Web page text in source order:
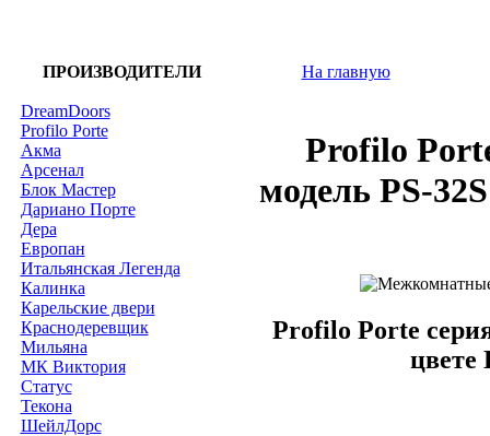
ПРОИЗВОДИТЕЛИ
DreamDoors
Profilo Porte
Акма
Арсенал
Блок Мастер
Дариано Порте
Дера
Европан
Итальянская Легенда
Калинка
Карельские двери
Краснодеревщик
Мильяна
МК Виктория
Статус
Текона
ШейлДорс
На главную
Profilo
модель PS-
Profilo Porte
цвете